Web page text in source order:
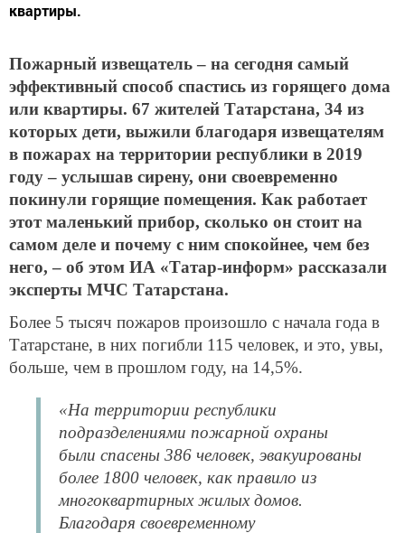
квартиры.
Пожарный извещатель – на сегодня самый
эффективный способ спастись из горящего дома
или квартиры. 67 жителей Татарстана, 34 из
которых дети, выжили благодаря извещателям
в пожарах на территории республики в 2019
году – услышав сирену, они своевременно
покинули горящие помещения. Как работает
этот маленький прибор, сколько он стоит на
самом деле и почему с ним спокойнее, чем без
него, – об этом ИА «Татар-информ» рассказали
эксперты МЧС Татарстана.
Более 5 тысяч пожаров произошло с начала года в
Татарстане, в них погибли 115 человек, и это, увы,
больше, чем в прошлом году, на 14,5%.
«На территории республики
подразделениями пожарной охраны
были спасены 386 человек, эвакуированы
более 1800 человек, как правило из
многоквартирных жилых домов.
Благодаря своевременному